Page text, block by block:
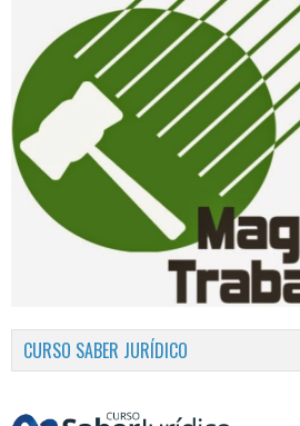
CURSO SABER JURÍDICO